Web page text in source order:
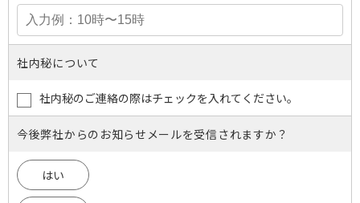
社内秘について
社内秘のご連絡の際はチェックを入れてください。
今後弊社からのお知らせメールを受信されますか？
はい